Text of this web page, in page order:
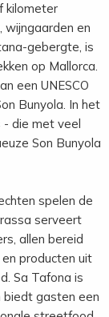
kilometer
wijngaarden en
gebergte, is
op Mallorca.
een UNESCO
Bunyola. In het
die met veel
Son Bunyola
spelen de
serveert
allen bereid
producten uit
Sa Tafona is
biedt gasten een